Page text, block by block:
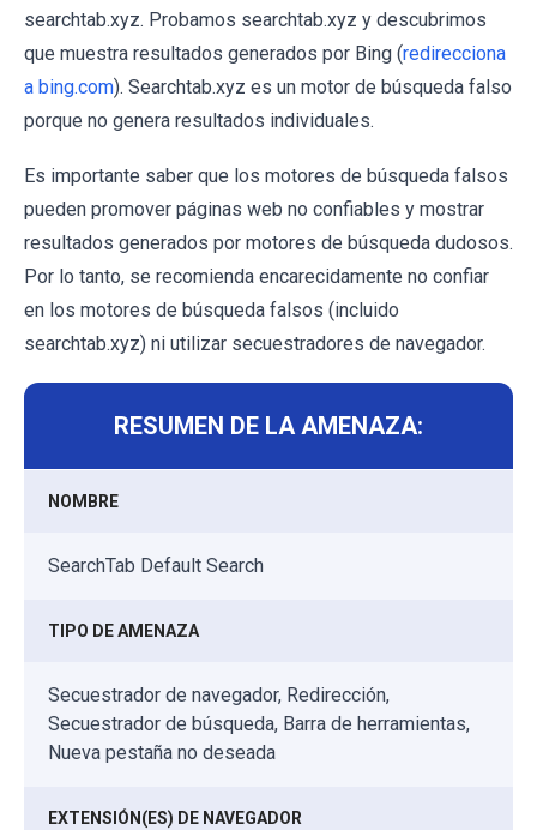
searchtab.xyz. Probamos searchtab.xyz y descubrimos
que muestra resultados generados por Bing (redirecciona
a bing.com). Searchtab.xyz es un motor de búsqueda falso
porque no genera resultados individuales.
Es importante saber que los motores de búsqueda falsos
pueden promover páginas web no confiables y mostrar
resultados generados por motores de búsqueda dudosos.
Por lo tanto, se recomienda encarecidamente no confiar
en los motores de búsqueda falsos (incluido
searchtab.xyz) ni utilizar secuestradores de navegador.
RESUMEN DE LA AMENAZA:
NOMBRE
SearchTab Default Search
TIPO DE AMENAZA
Secuestrador de navegador, Redirección,
Secuestrador de búsqueda, Barra de herramientas,
Nueva pestaña no deseada
EXTENSIÓN(ES) DE NAVEGADOR